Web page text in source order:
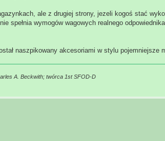
ale z drugiej strony, jezeli kogoś stać
spełnia wymogów wagowych realnego
naszpikowany akcesoriami w stylu pojemniejsze
A. Beckwith; twórca 1st SFOD-D